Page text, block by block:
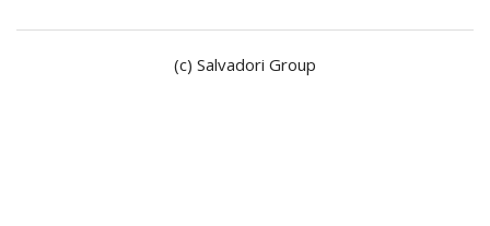
(c) Salvadori Group